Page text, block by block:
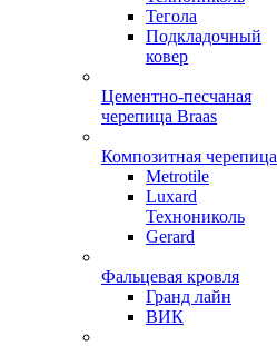
Тегола
Подкладочный
ковер
Цементно-песчаная
черепица Braas
Композитная черепица
Metrotile
Luxard
Технониколь
Gerard
Фальцевая кровля
Гранд лайн
ВИК